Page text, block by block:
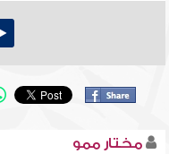
مختار ممو